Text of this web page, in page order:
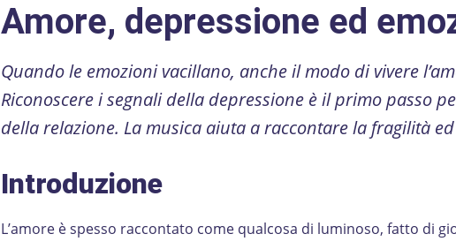
Amore, depressione ed
Quando le emozioni vacillano, anche il modo di vivere
Riconoscere i segnali della depressione è il primo passo
della relazione. La musica aiuta a raccontare la fragilità
Introduzione
L’amore è spesso raccontato come qualcosa di luminoso, fatto di